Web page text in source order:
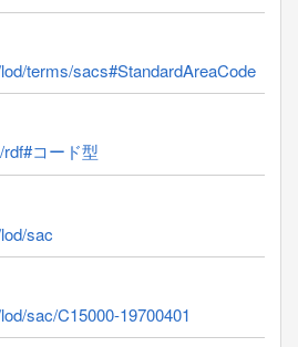
terms/sacs#StandardAreaCode
コード型
sac
sac/C15000-19700401